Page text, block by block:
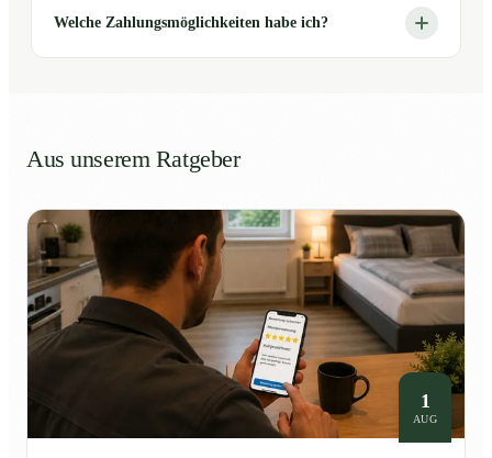
Welche Zahlungsmöglichkeiten habe ich?
Aus unserem Ratgeber
1
AUG